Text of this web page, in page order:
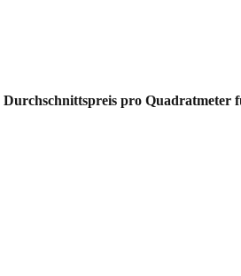
pro Quadratmeter